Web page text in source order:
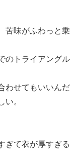
苦味がふわっと乗
のトライアングル
わせてもいいんだ
い。
ぎて衣が厚すぎる